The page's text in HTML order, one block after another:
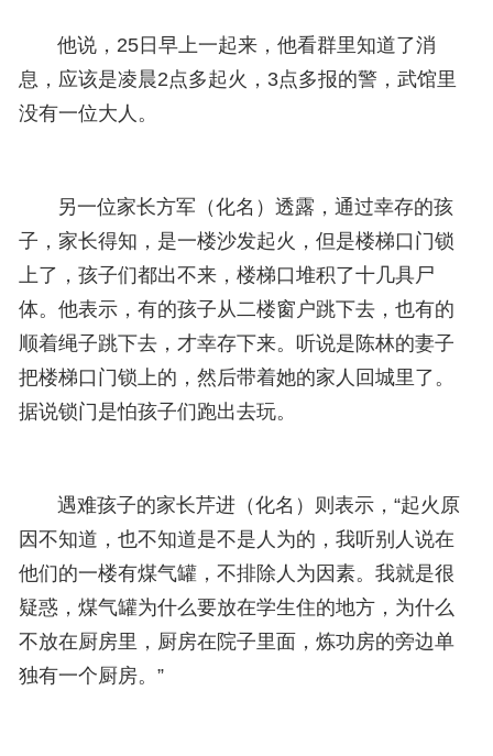
他说，25日早上一起来，他看群里知道了消
息，应该是凌晨2点多起火，3点多报的警，武馆里
没有一位大人。
另一位家长方军（化名）透露，通过幸存的孩
子，家长得知，是一楼沙发起火，但是楼梯口门锁
上了，孩子们都出不来，楼梯口堆积了十几具尸
体。他表示，有的孩子从二楼窗户跳下去，也有的
顺着绳子跳下去，才幸存下来。听说是陈林的妻子
把楼梯口门锁上的，然后带着她的家人回城里了。
据说锁门是怕孩子们跑出去玩。
遇难孩子的家长芹进（化名）则表示，“起火原
因不知道，也不知道是不是人为的，我听别人说在
他们的一楼有煤气罐，不排除人为因素。我就是很
疑惑，煤气罐为什么要放在学生住的地方，为什么
不放在厨房里，厨房在院子里面，炼功房的旁边单
独有一个厨房。”